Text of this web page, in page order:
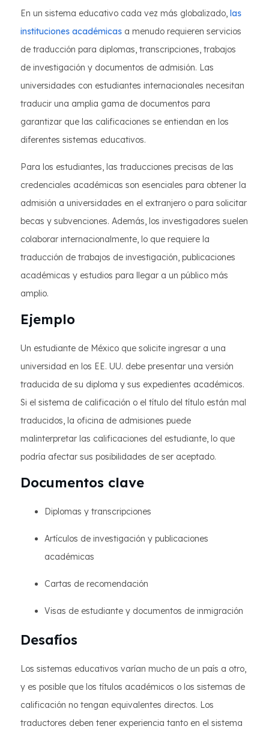
En un sistema educativo cada vez más globalizado, las
instituciones académicas a menudo requieren servicios
de traducción para diplomas, transcripciones, trabajos
de investigación y documentos de admisión. Las
universidades con estudiantes internacionales necesitan
traducir una amplia gama de documentos para
garantizar que las calificaciones se entiendan en los
diferentes sistemas educativos.
Para los estudiantes, las traducciones precisas de las
credenciales académicas son esenciales para obtener la
admisión a universidades en el extranjero o para solicitar
becas y subvenciones. Además, los investigadores suelen
colaborar internacionalmente, lo que requiere la
traducción de trabajos de investigación, publicaciones
académicas y estudios para llegar a un público más
amplio.
Ejemplo
Un estudiante de México que solicite ingresar a una
universidad en los EE. UU. debe presentar una versión
traducida de su diploma y sus expedientes académicos.
Si el sistema de calificación o el título del título están mal
traducidos, la oficina de admisiones puede
malinterpretar las calificaciones del estudiante, lo que
podría afectar sus posibilidades de ser aceptado.
Documentos clave
Diplomas y transcripciones
Artículos de investigación y publicaciones
académicas
Cartas de recomendación
Visas de estudiante y documentos de inmigración
Desafíos
Los sistemas educativos varían mucho de un país a otro,
y es posible que los títulos académicos o los sistemas de
calificación no tengan equivalentes directos. Los
traductores deben tener experiencia tanto en el sistema